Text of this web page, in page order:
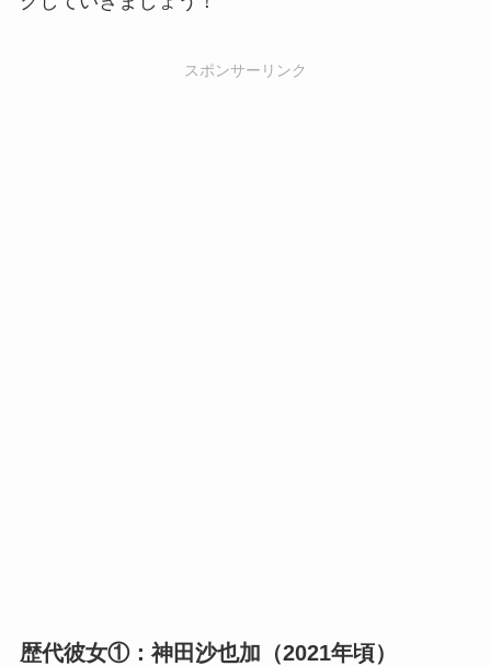
スポンサーリンク
歴代彼女①：神田沙也加（2021年頃）